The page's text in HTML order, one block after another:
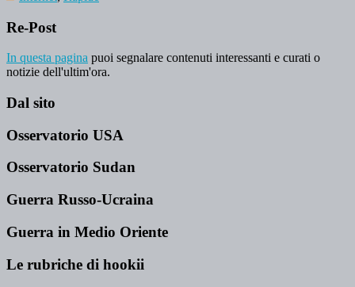
Re-Post
In questa pagina puoi segnalare contenuti interessanti e curati o
notizie dell'ultim'ora.
Dal sito
Osservatorio USA
Osservatorio Sudan
Guerra Russo-Ucraina
Guerra in Medio Oriente
Le rubriche di hookii